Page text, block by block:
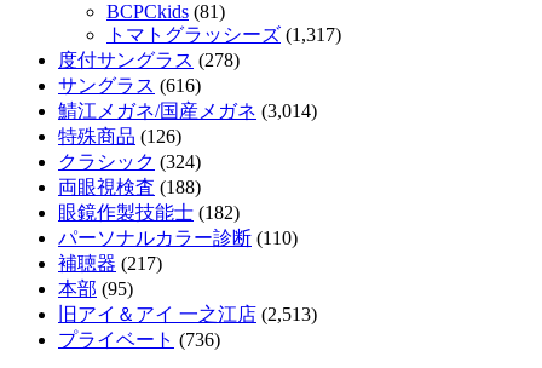
BCPCkids (81)
トマトグラッシーズ (1,317)
度付サングラス (278)
サングラス (616)
鯖江メガネ/国産メガネ (3,014)
特殊商品 (126)
クラシック (324)
両眼視検査 (188)
眼鏡作製技能士 (182)
パーソナルカラー診断 (110)
補聴器 (217)
本部 (95)
旧アイ＆アイ 一之江店 (2,513)
プライベート (736)